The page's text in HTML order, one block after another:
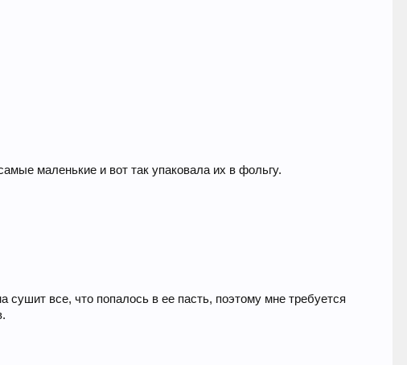
маленькие и вот так упаковала их в фольгу.
все, что попалось в ее пасть, поэтому мне требуется